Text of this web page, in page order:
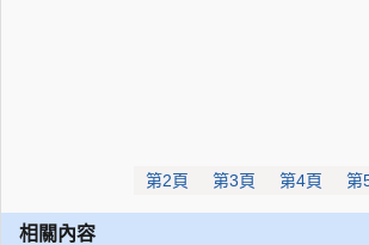
第2頁 第3頁 第4頁 第
相關內容